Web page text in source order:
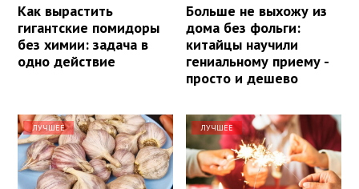
Как вырастить
гигантские помидоры
без химии: задача в
одно действие
Больше не выхожу из
дома без фольги:
китайцы научили
гениальному приему -
просто и дешево
ЛУЧШЕЕ ЛУЧШЕЕ